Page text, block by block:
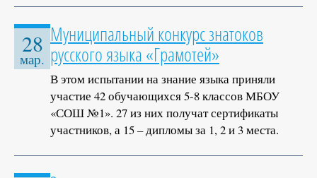
28
мар.
Муниципальный конкурс знатоков
русского языка «Грамотей»
В этом испытании на знание языка приняли
участие 42 обучающихся 5-8 классов МБОУ
«СОШ №1». 27 из них получат сертификаты
участников, а 15 – дипломы за 1, 2 и 3 места.